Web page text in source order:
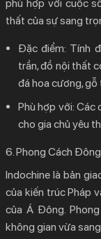
phù hợp với cuộc
thất của sự sang
Đặc điểm: Tính
trần, đồ nội thất
đá hoa cương, gỗ
Phù hợp với: Các
cho gia chủ yêu
6. Phong Cách
Indochine là bản
của kiến trúc Pháp
của Á Đông.
không gian vừa